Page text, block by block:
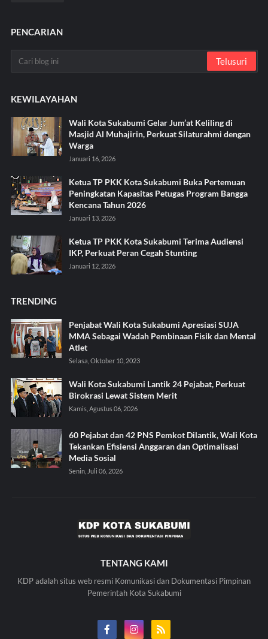
PENCARIAN
KEWILAYAHAN
Wali Kota Sukabumi Gelar Jum’at Keliling di
Masjid Al Muhajirin, Perkuat Silaturahmi dengan
Warga
Januari 16, 2026
Ketua TP PKK Kota Sukabumi Buka Pertemuan
Peningkatan Kapasitas Petugas Program Bangga
Kencana Tahun 2026
Januari 13, 2026
Ketua TP PKK Kota Sukabumi Terima Audiensi
IKP, Perkuat Peran Cegah Stunting
Januari 12, 2026
TRENDING
Penjabat Wali Kota Sukabumi Apresiasi SUJA
MMA Sebagai Wadah Pembinaan Fisik dan Mental
Atlet
Selasa, Oktober 10, 2023
Wali Kota Sukabumi Lantik 24 Pejabat, Perkuat
Birokrasi Lewat Sistem Merit
Kamis, Agustus 06, 2026
60 Pejabat dan 42 PNS Pemkot Dilantik, Wali Kota
Tekankan Efisiensi Anggaran dan Optimalisasi
Media Sosial
Senin, Juli 06, 2026
TENTANG KAMI
KDP adalah situs web resmi Komunikasi dan Dokumentasi Pimpinan
Pemerintah Kota Sukabumi